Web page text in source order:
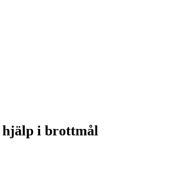
hjälp i brottmål